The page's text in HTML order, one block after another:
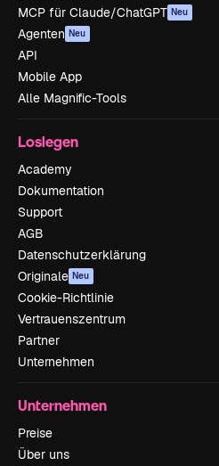
MCP für Claude/ChatGPT Neu
Agenten Neu
API
Mobile App
Alle Magnific-Tools
Loslegen
Academy
Dokumentation
Support
AGB
Datenschutzerklärung
Originale Neu
Cookie-Richtlinie
Vertrauenszentrum
Partner
Unternehmen
Unternehmen
Preise
Über uns